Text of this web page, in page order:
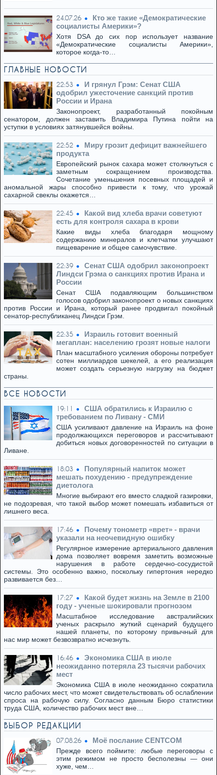
24.07.26
Кто же такие «Демократические
социалисты Америки»?
Хотя DSA до сих пор использует название
«Демократические социалисты Америки»,
которое когда-то…
ГЛАВНЫЕ НОВОСТИ
22:53
И грянул Грэм: Сенат США
одобрил ужесточение санкций против
России и Ирана
Законопроект, разработанный покойным
сенатором, должен заставить Владимира Путина пойти на
уступки в условиях затянувшейся войны.
22:52
Миру грозит дефицит важнейшего
продукта
Европейский рынок сахара может столкнуться с
заметным сокращением производства.
Сочетание уменьшения посевных площадей и
аномальной жары способно привести к тому, что урожай
сахарной свеклы окажется…
22:45
Какой вид хлеба врачи советуют
есть для контроля сахара в крови
Какие виды хлеба благодаря мощному
содержанию минералов и клетчатки улучшают
пищеварение и общее самочувствие.
22:39
Сенат США одобрил законопроект
Линдси Грэма о санкциях против Ирана и
России
Сенат США подавляющим большинством
голосов одобрил законопроект о новых санкциях
против России и Ирана, который ранее продвигал покойный
сенатор-республиканец Линдси Грэм.
22:35
Израиль готовит военный
мегаплан: населению грозят новые налоги
План масштабного усиления обороны потребует
сотен миллиардов шекелей, а его реализация
может создать серьезную нагрузку на бюджет
страны.
ВСЕ НОВОСТИ
19:11
США обратились к Израилю с
требованием по Ливану - СМИ
США усиливают давление на Израиль на фоне
продолжающихся переговоров и рассчитывают
добиться новых договоренностей по ситуации в
Ливане.
18:03
Популярный напиток может
мешать похудению - предупреждение
диетолога
Многие выбирают его вместо сладкой газировки,
не подозревая, что такой выбор может помешать избавиться от
лишнего веса.
17:46
Почему тонометр «врет» - врачи
указали на неочевидную ошибку
Регулярное измерение артериального давления
дома позволяет вовремя заметить возможные
нарушения в работе сердечно-сосудистой
системы. Это особенно важно, поскольку гипертония нередко
развивается без…
17:27
Какой будет жизнь на Земле в 2100
году - ученые шокировали прогнозом
Масштабное исследование австралийских
ученых раскрыло жуткий сценарий будущего
нашей планеты, по которому привычный для
нас мир может безвозвратно исчезнуть.
16:46
Экономика США в июле
неожиданно потеряла 23 тысячи рабочих
мест
Экономика США в июле неожиданно сократила
число рабочих мест, что может свидетельствовать об ослаблении
спроса на рабочую силу. Согласно данным Бюро статистики
труда США, количество рабочих мест вне…
ВЫБОР РЕДАКЦИИ
07.08.26 Моё послание CENTCOM
Прежде всего поймите: любые переговоры с
этим режимом не просто бесполезны — они
хуже, чем…